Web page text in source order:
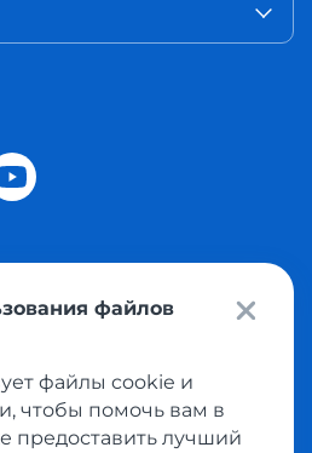
доставка покупок с интернет
Все права защищены
файлов
файлы cookie и
чтобы помочь вам в
предоставить лучший